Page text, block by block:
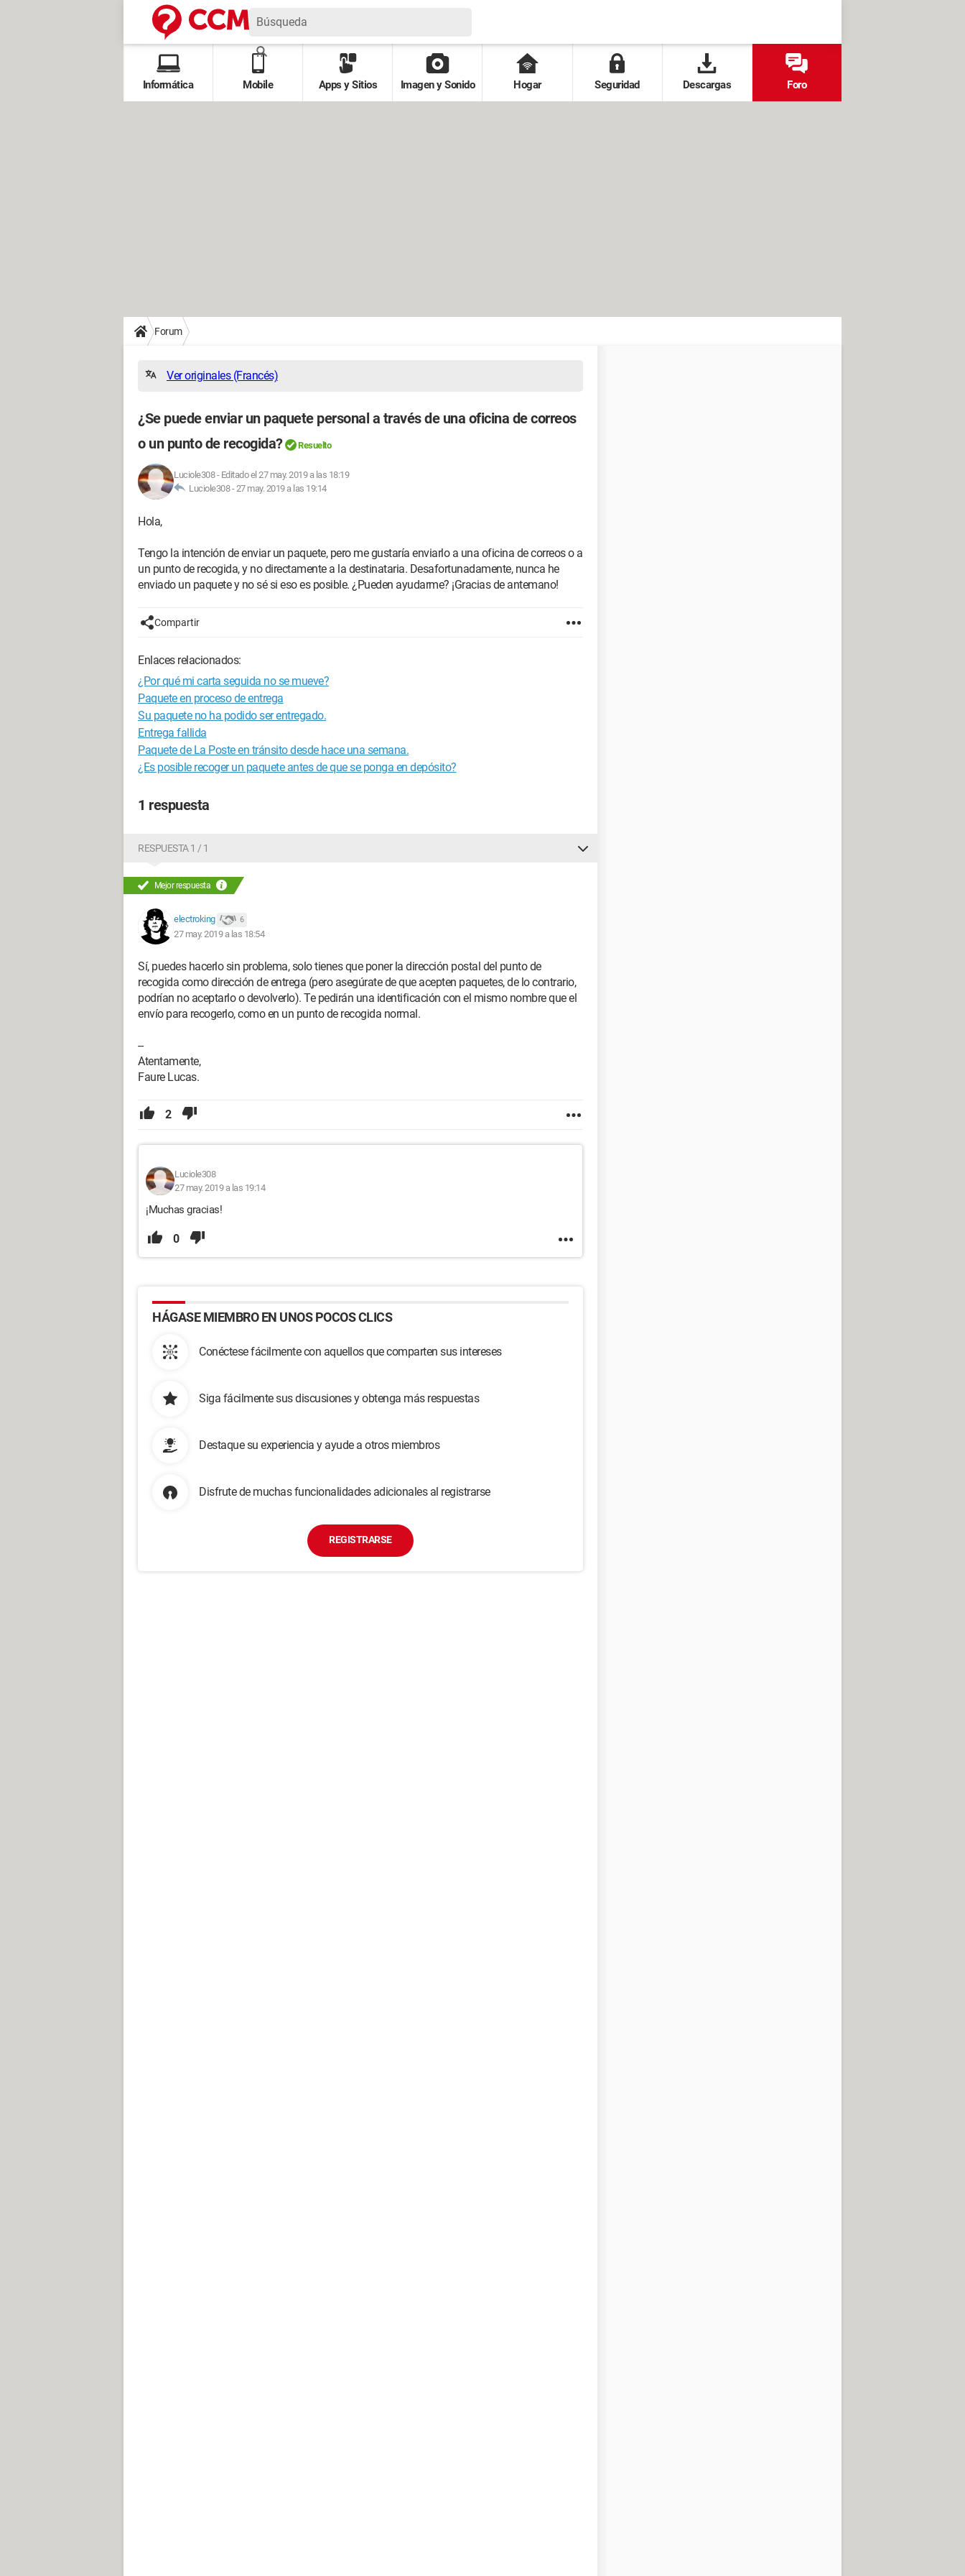
Informática Mobile Apps y Sitios Imagen y Sonido Hogar Seguridad Descargas Foro
Forum
Ver originales (Francés)
¿Se puede enviar un paquete personal a través de una oficina de correos
o un punto de recogida?
Resuelto
Luciole308- Editado el 27 may. 2019 a las 18:19
Luciole308 -27 may. 2019 a las 19:14
Hola,
Tengo la intención de enviar un paquete, pero me gustaría enviarlo a una oficina de correos o a
un punto de recogida, y no directamente a la destinataria. Desafortunadamente, nunca he
enviado un paquete y no sé si eso es posible. ¿Pueden ayudarme? ¡Gracias de antemano!
Compartir
Enlaces relacionados:
¿Por qué mi carta seguida no se mueve?
Paquete en proceso de entrega
Su paquete no ha podido ser entregado.
Entrega fallida
Paquete de La Poste en tránsito desde hace una semana.
¿Es posible recoger un paquete antes de que se ponga en depósito?
1 respuesta
RESPUESTA 1 / 1
Mejor respuesta
electroking 6
27 may. 2019 a las 18:54
Sí, puedes hacerlo sin problema, solo tienes que poner la dirección postal del punto de
recogida como dirección de entrega (pero asegúrate de que acepten paquetes, de lo contrario,
podrían no aceptarlo o devolverlo). Te pedirán una identificación con el mismo nombre que el
envío para recogerlo, como en un punto de recogida normal.
--
Atentamente,
Faure Lucas.
2
Luciole308
27 may. 2019 a las 19:14
¡Muchas gracias!
0
HÁGASE MIEMBRO EN UNOS POCOS CLICS
Conéctese fácilmente con aquellos que comparten sus intereses
Siga fácilmente sus discusiones y obtenga más respuestas
Destaque su experiencia y ayude a otros miembros
Disfrute de muchas funcionalidades adicionales al registrarse
REGISTRARSE